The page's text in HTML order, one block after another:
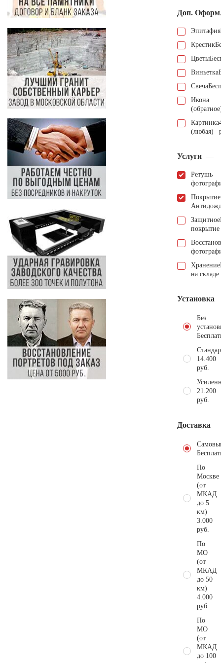
Доп.
Эпитафия
Крестик
Цветы
Виньетка
Свеча
Икона
Картинка
(любая)
Услуги
Ретушь
Покрытие
Защитное
покрытие
Хранение
на складе
Установка
Без
14.400
руб.
21.200
руб.
Доставка
По
Москве
(от
МКАД
до 5
км)
3.000
руб.
По
МО
(от
МКАД
до 50
км)
4.000
руб.
По
МО
(от
МКАД
до 100